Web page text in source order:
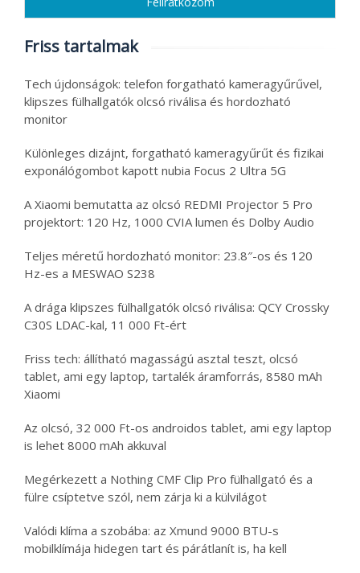
Friss tartalmak
Tech újdonságok: telefon forgatható kameragyűrűvel,
klipszes fülhallgatók olcsó riválisa és hordozható
monitor
Különleges dizájnt, forgatható kameragyűrűt és fizikai
exponálógombot kapott nubia Focus 2 Ultra 5G
A Xiaomi bemutatta az olcsó REDMI Projector 5 Pro
projektort: 120 Hz, 1000 CVIA lumen és Dolby Audio
Teljes méretű hordozható monitor: 23.8″-os és 120
Hz-es a MESWAO S238
A drága klipszes fülhallgatók olcsó riválisa: QCY Crossky
C30S LDAC-kal, 11 000 Ft-ért
Friss tech: állítható magasságú asztal teszt, olcsó
tablet, ami egy laptop, tartalék áramforrás, 8580 mAh
Xiaomi
Az olcsó, 32 000 Ft-os androidos tablet, ami egy laptop
is lehet 8000 mAh akkuval
Megérkezett a Nothing CMF Clip Pro fülhallgató és a
fülre csíptetve szól, nem zárja ki a külvilágot
Valódi klíma a szobába: az Xmund 9000 BTU-s
mobilklímája hidegen tart és párátlanít is, ha kell